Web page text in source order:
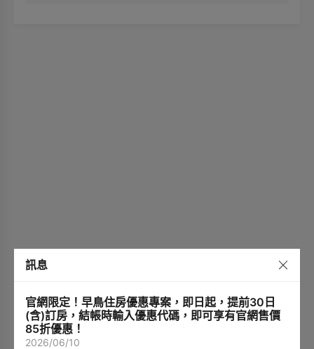
訊息
官網限定！早鳥住房優惠專案，即日起，提前30日
(含)訂房，結帳時輸入優惠代碼，即可享有官網售價
85折優惠！
2026/06/10